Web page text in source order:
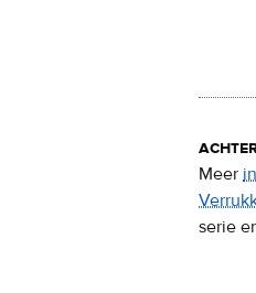
Meer
serie